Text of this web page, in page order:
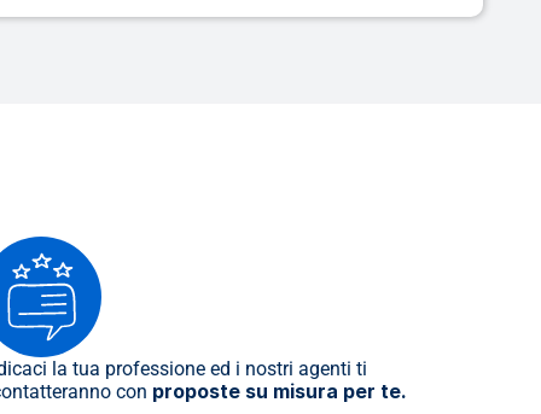
la tua professione ed i nostri agenti ti
con proposte su misura per te.